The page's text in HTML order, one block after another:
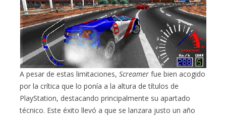
A pesar de estas limitaciones,Screamer fue bien acogido
por la crítica que lo ponía a la altura de títulos de
PlayStation, destacando principalmente su apartado
técnico. Este éxito llevó a que se lanzara justo un año